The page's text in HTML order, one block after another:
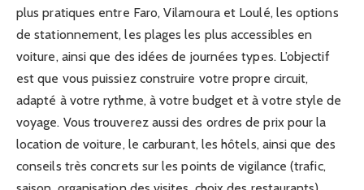
plus pratiques entre Faro, Vilamoura et Loulé, les options
de stationnement, les plages les plus accessibles en
voiture, ainsi que des idées de journées types. L’objectif
est que vous puissiez construire votre propre circuit,
adapté à votre rythme, à votre budget et à votre style de
voyage. Vous trouverez aussi des ordres de prix pour la
location de voiture, le carburant, les hôtels, ainsi que des
conseils très concrets sur les points de vigilance (trafic,